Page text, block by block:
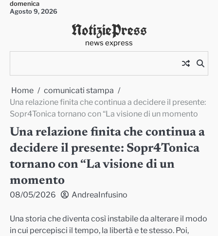
Skipdomenica
Agosto 9, 2026
NotiziePress
news express
Home
comunicati stampa
Una relazione finita che continua a decidere il presente:
Sopr4Tonica tornano con “La visione di un momento
Una relazione finita che continua a
decidere il presente: Sopr4Tonica
tornano con “La visione di un
momento
08/05/2026 AndreaInfusino
Una storia che diventa così instabile da alterare il modo
in cui percepisci il tempo, la libertà e te stesso. Poi,